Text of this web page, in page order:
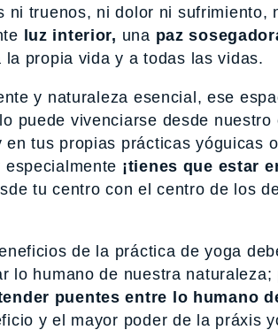
ni truenos, ni dolor ni sufrimiento,
luz interior, una paz
propia vida y a todas las vidas.
y naturaleza esencial, ese
puede vivenciarse desde
en tus propias prácticas yóguicas
¡tienes que estar
tu centro con el centro de los
de la práctica de yoga
lo humano de nuestra
puentes entre lo humano
y el mayor poder de la práxis